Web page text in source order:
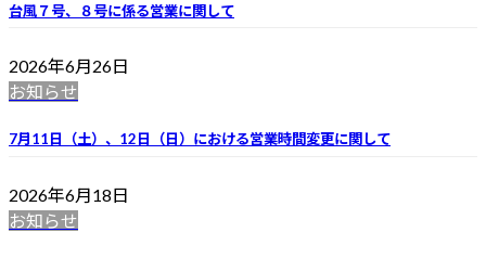
台風７号、８号に係る営業に関して
2026年6月26日
お知らせ
7月11日（土）、12日（日）における営業時間変更に関して
2026年6月18日
お知らせ